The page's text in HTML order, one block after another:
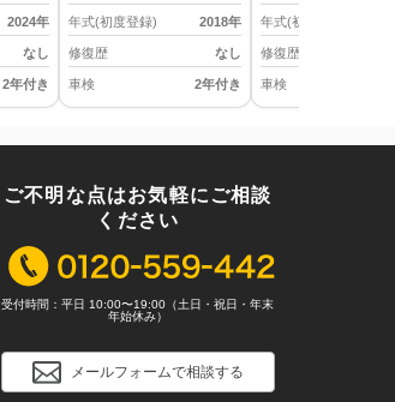
2024年
なし
2年付き
年式(初度登録) 2018年
修復歴 なし
車検 2年付き
年式(初度登録)
修復歴
車検
ご不明な点はお気軽にご相談
ください
受付時間：平日 10:00〜19:00（土日・祝日・年末
年始休み）
メールフォームで相談する